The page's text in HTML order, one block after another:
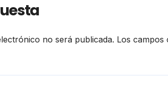
no será publicada. Los campos